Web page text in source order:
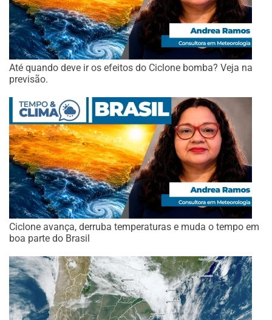
Até quando deve ir os efeitos do Ciclone bomba? Veja na
previsão.
Ciclone avança, derruba temperaturas e muda o tempo em
boa parte do Brasil